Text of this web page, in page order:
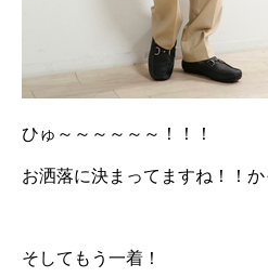
ひゅ～～～～～～！！！
お洒落に決まってますね！！か
そしてもう一着！